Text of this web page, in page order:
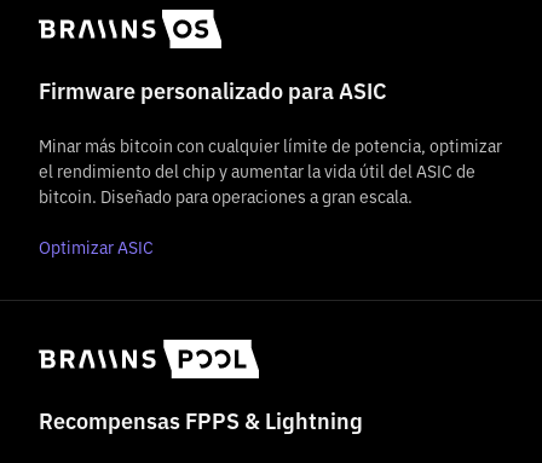
Firmware personalizado para ASIC
Minar más bitcoin con cualquier límite de potencia, optimizar
el rendimiento del chip y aumentar la vida útil del ASIC de
bitcoin. Diseñado para operaciones a gran escala.
Optimizar ASIC
Recompensas FPPS & Lightning